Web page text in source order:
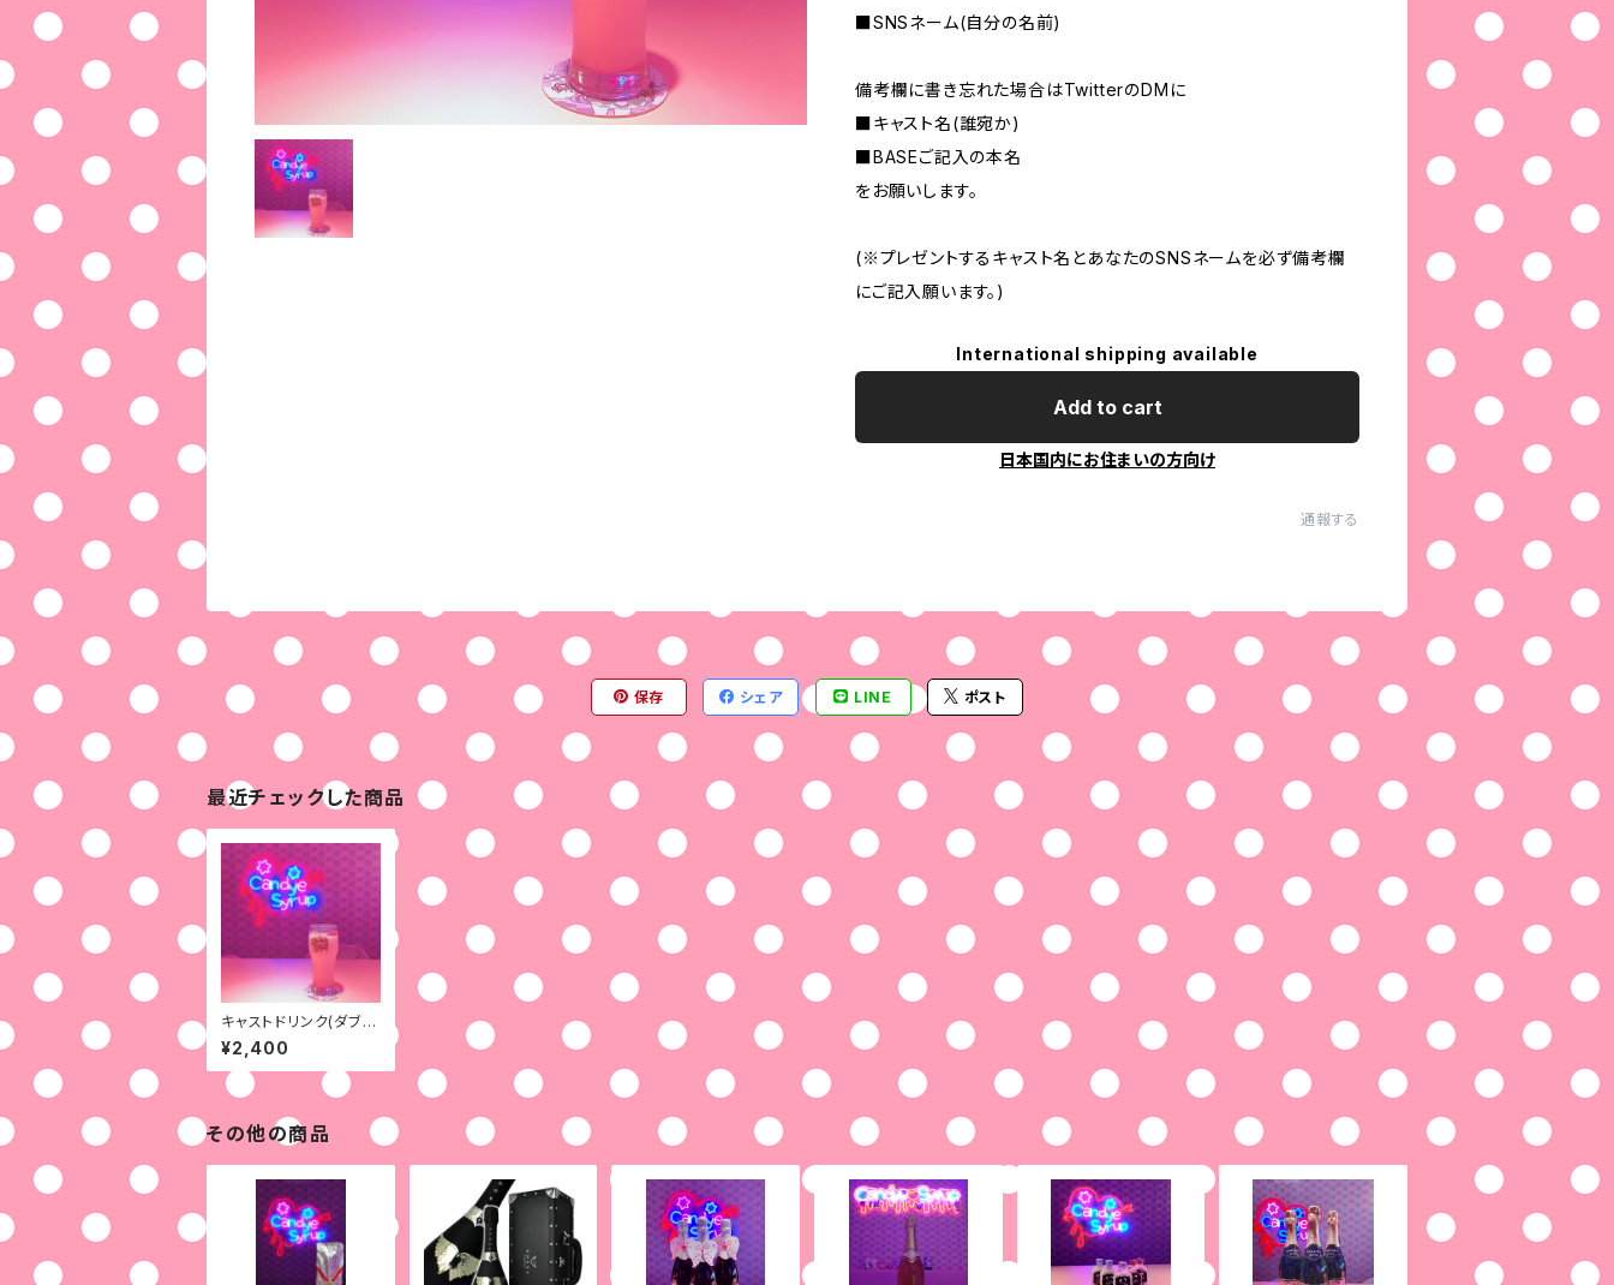
■SNSネーム(自分の名前)
備考欄に書き忘れた場合はTwitterのDMに
■キャスト名(誰宛か)
■BASEご記入の本名
をお願いします。
(※プレゼントするキャスト名とあなたのSNSネームを必ず備考欄
にご記入願います。)
International shipping available
Add to cart
日本国内にお住まいの方向け
通報する
保存 シェア LINE ポスト
最近チェックした商品
キャストドリンク(ダブ
ル)※必ず「備考欄」にキ
ャスト名とあなたのSN
Sネームを記入
¥2,400
その他の商品